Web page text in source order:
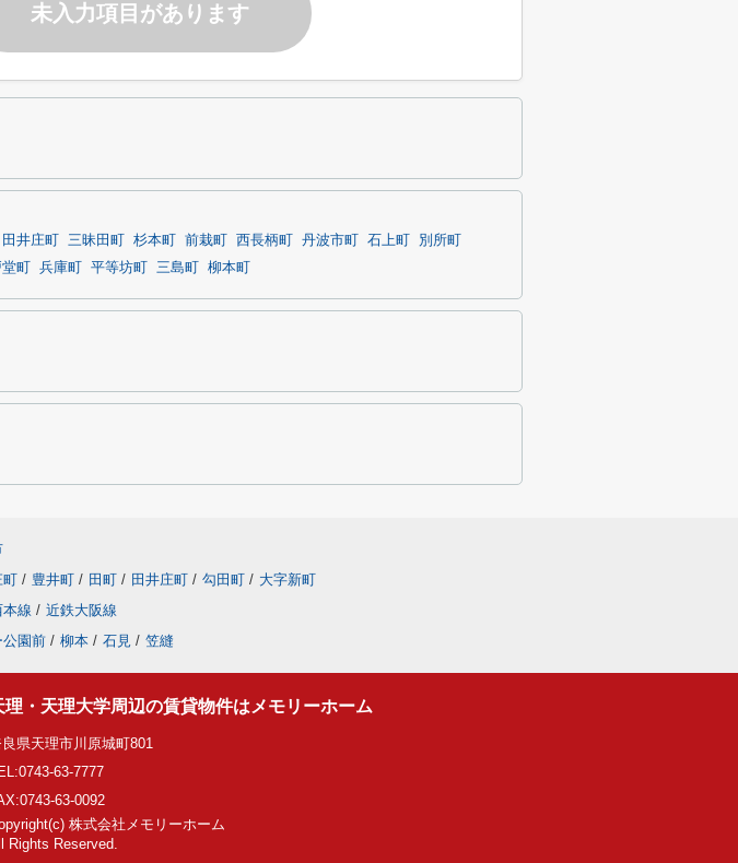
未入力項目があります
田井庄町 三昧田町 杉本町 前栽町 西長柄町 丹波市町 石上町
別所町
町 兵庫町 平等坊町 三島町 柳本町
町 / 豊井町 / 田町 / 田井庄町 / 勾田町 / 大字新町
本線 / 近鉄大阪線
公園前 / 柳本 / 石見 / 笠縫
理・天理大学周辺の賃貸物件はメモリーホーム
県天理市川原城町801
63-7777
63-0092
株式会社メモリーホーム
Rights Reserved.